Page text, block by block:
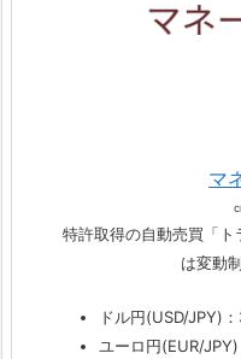
マ
特許取得の自動売買「
は変動
ドル円(USD/JPY)
ユーロ円(EUR/